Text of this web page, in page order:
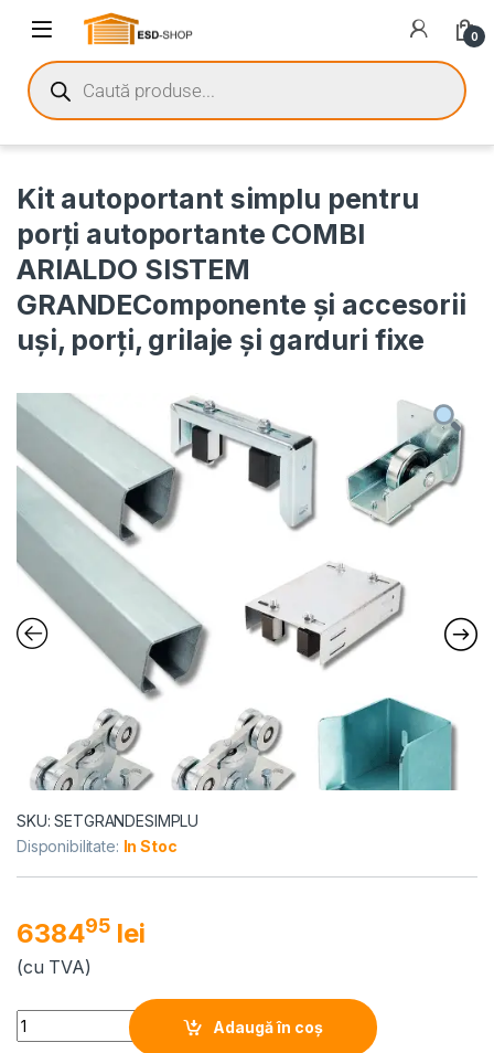
0
Kit autoportant simplu pentru
porți autoportante COMBI
ARIALDO SISTEM
GRANDEComponente și accesorii
uși, porți, grilaje și garduri fixe
SKU: SETGRANDESIMPLU
Disponibilitate: In Stoc
638495 lei
(cu TVA)
Quantity
Adaugă în coș